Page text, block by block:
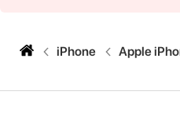
iPhone Apple